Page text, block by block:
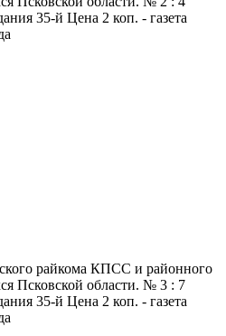
35-й Цена 2 коп. - газета
райкома КПСС и районного
Псковской области. № 3 : 7
35-й Цена 2 коп. - газета